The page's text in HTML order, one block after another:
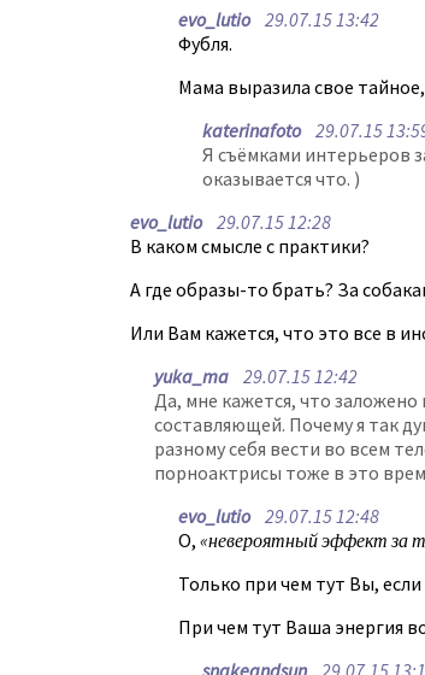
evo_lutio29.07.15 13:42
Фубля.
Мама выразила свое
katerinafoto29.07.15
Я съёмками интерьеров
оказывается что. )
evo_lutio29.07.15 12:28
В каком смысле с практики?
А где образы-то брать? За
Или Вам кажется, что это все в
yuka_ma 29.07.15 12:42
Да, мне кажется, что
составляющей. Почему я так
разному себя вести во всем
порноактрисы тоже в это
evo_lutio29.07.15 12:48
О, «невероятный эффект за
Только при чем тут Вы,
При чем тут Ваша энергия